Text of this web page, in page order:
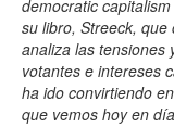
democratic
su libro, Streeck, que
analiza las tensiones
votantes e intereses
ha ido convirtiendo
que vemos hoy en